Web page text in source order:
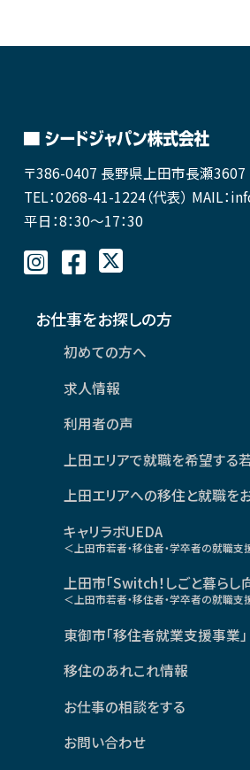
〒386-0407 長野県上田市長瀬3607
TEL：0268-41-1224（代表） MAIL：
平日：8：30～17：30
お仕事をお探しの方
初めての方へ
求人情報
利用者の声
上田エリアで就職を希望する
上田エリアへの移住と就職を
キャリラボUEDA
＜上田市若者・移住者・学卒者の就職支
上田市「Switch！しごと暮らし
＜上田市若者・移住者・学卒者の就職支
東御市「移住者就業支援事業」
移住のあれこれ情報
お仕事の相談をする
お問い合わせ